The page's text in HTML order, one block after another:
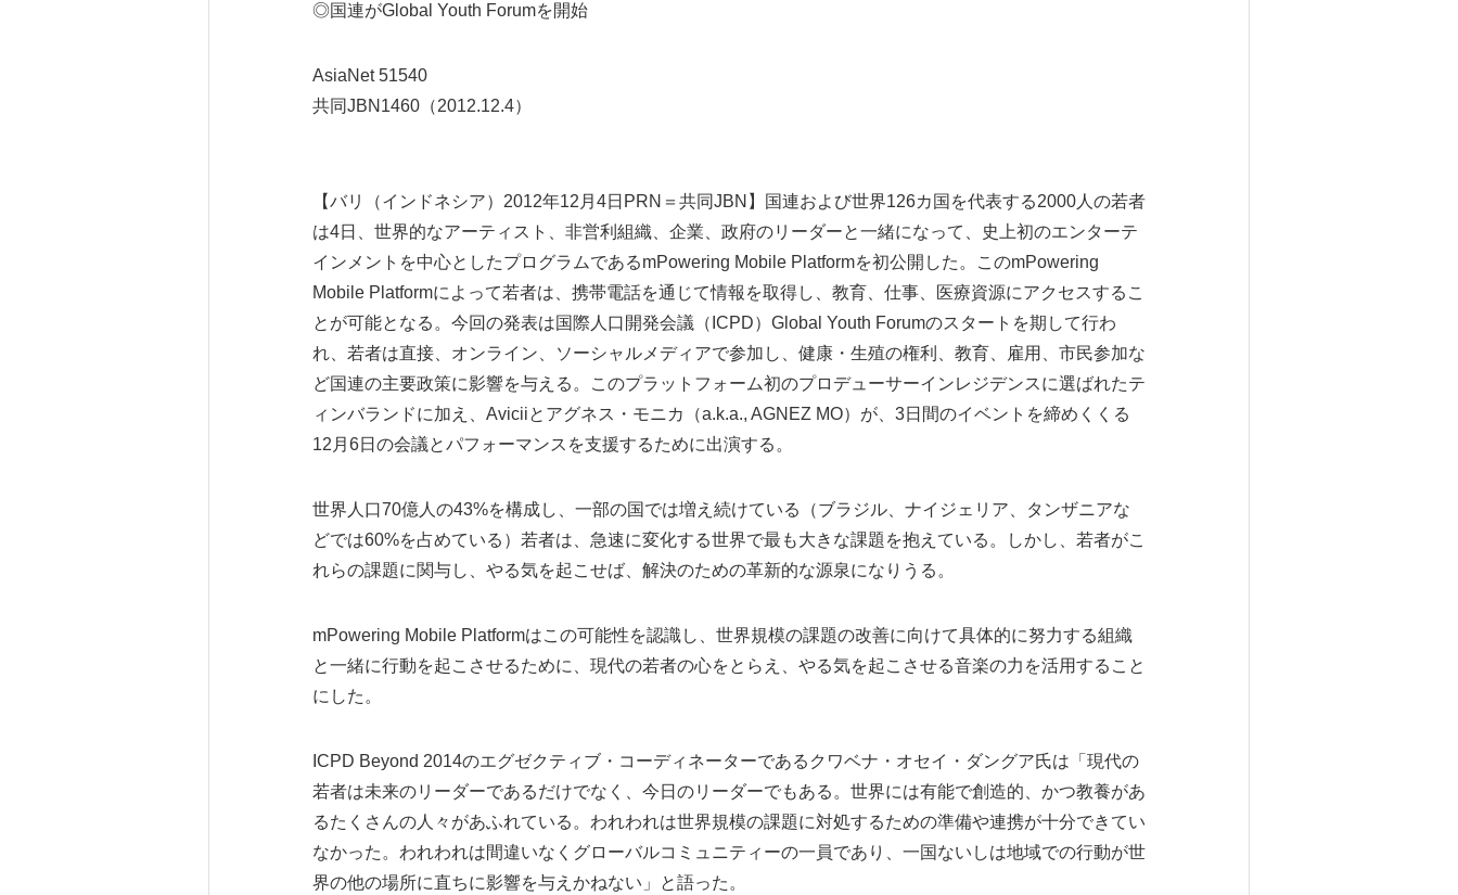
◎国連がGlobal Youth Forumを開始
AsiaNet 51540
共同JBN1460（2012.12.4）
【バリ（インドネシア）2012年12月4日PRN＝共同JBN】国連および世界126カ国を代表する2000人の若者
は4日、世界的なアーティスト、非営利組織、企業、政府のリーダーと一緒になって、史上初のエンターテ
インメントを中心としたプログラムであるmPowering Mobile Platformを初公開した。このmPowering
Mobile Platformによって若者は、携帯電話を通じて情報を取得し、教育、仕事、医療資源にアクセスするこ
とが可能となる。今回の発表は国際人口開発会議（ICPD）Global Youth Forumのスタートを期して行わ
れ、若者は直接、オンライン、ソーシャルメディアで参加し、健康・生殖の権利、教育、雇用、市民参加な
ど国連の主要政策に影響を与える。このプラットフォーム初のプロデューサーインレジデンスに選ばれたテ
ィンバランドに加え、Aviciiとアグネス・モニカ（a.k.a., AGNEZ MO）が、3日間のイベントを締めくくる
12月6日の会議とパフォーマンスを支援するために出演する。
世界人口70億人の43%を構成し、一部の国では増え続けている（ブラジル、ナイジェリア、タンザニアな
どでは60%を占めている）若者は、急速に変化する世界で最も大きな課題を抱えている。しかし、若者がこ
れらの課題に関与し、やる気を起こせば、解決のための革新的な源泉になりうる。
mPowering Mobile Platformはこの可能性を認識し、世界規模の課題の改善に向けて具体的に努力する組織
と一緒に行動を起こさせるために、現代の若者の心をとらえ、やる気を起こさせる音楽の力を活用すること
にした。
ICPD Beyond 2014のエグゼクティブ・コーディネーターであるクワベナ・オセイ・ダングア氏は「現代の
若者は未来のリーダーであるだけでなく、今日のリーダーでもある。世界には有能で創造的、かつ教養があ
るたくさんの人々があふれている。われわれは世界規模の課題に対処するための準備や連携が十分できてい
なかった。われわれは間違いなくグローバルコミュニティーの一員であり、一国ないしは地域での行動が世
界の他の場所に直ちに影響を与えかねない」と語った。